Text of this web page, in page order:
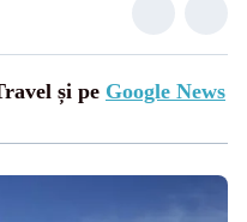
și pe Google News